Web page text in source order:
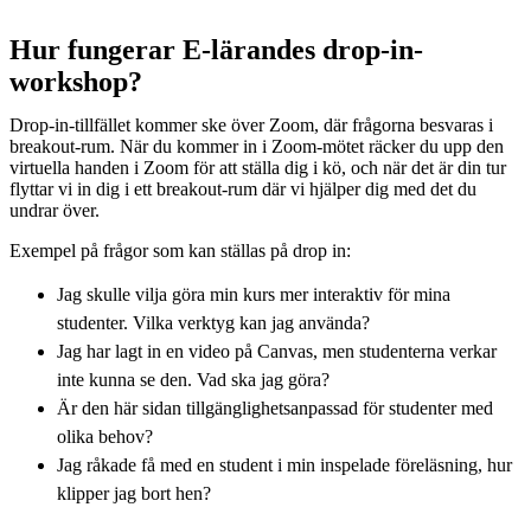
Hur fungerar E-lärandes drop-in-
workshop?
Drop-in-tillfället kommer ske över Zoom, där frågorna besvaras i
breakout-rum. När du kommer in i Zoom-mötet räcker du upp den
virtuella handen i Zoom för att ställa dig i kö, och när det är din tur
flyttar vi in dig i ett breakout-rum där vi hjälper dig med det du
undrar över.
Exempel på frågor som kan ställas på drop in:
Jag skulle vilja göra min kurs mer interaktiv för mina
studenter. Vilka verktyg kan jag använda?
Jag har lagt in en video på Canvas, men studenterna verkar
inte kunna se den. Vad ska jag göra?
Är den här sidan tillgänglighetsanpassad för studenter med
olika behov?
Jag råkade få med en student i min inspelade föreläsning, hur
klipper jag bort hen?